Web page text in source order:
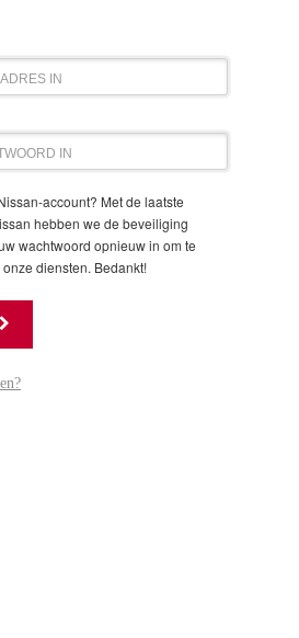
account? Met de laatste
hebben we de beveiliging
wachtwoord opnieuw in om te
diensten. Bedankt!